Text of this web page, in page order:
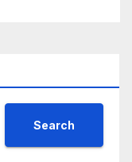
Search